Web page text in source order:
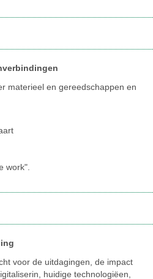
materieel en gereedschappen en
work".​​​​​​​
voor de uitdagingen, de impact
huidige technologiëen,